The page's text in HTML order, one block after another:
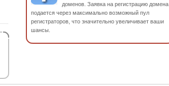
доменов. Заявка на регистрацию домена
подается через максимально возможный пул
регистраторов, что значительно увеличивает ваши
шансы.